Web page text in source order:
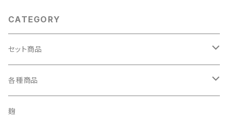
CATEGORY
セット商品
2本セット
吟醸飲み比べセット
3本セット
各種商品
酒田錦
麹